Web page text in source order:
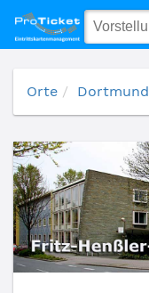
Fritz-Henßler-Haus
Orte Dortmund